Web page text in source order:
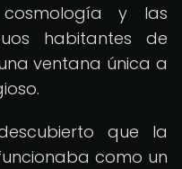
y las
habitantes de
ventana única a
que la
como un